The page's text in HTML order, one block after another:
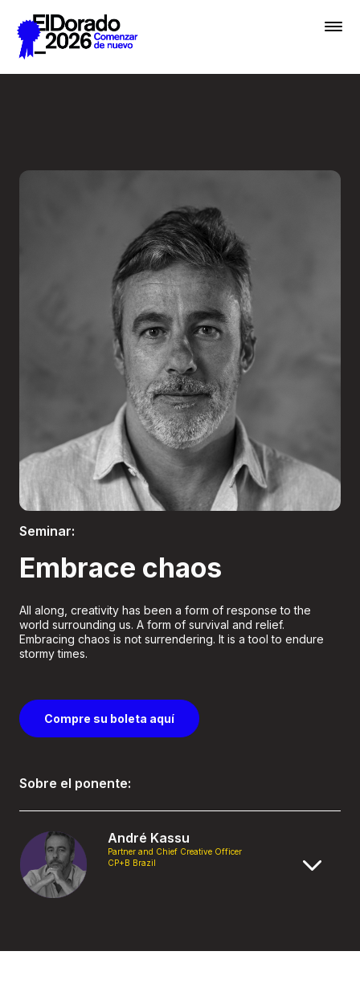
Saltar al contenido principal
Inscribir
Boletería
Seminar:
Embrace chaos
All along, creativity has been a form of response to the
world surrounding us. A form of survival and relief.
Embracing chaos is not surrendering. It is a tool to endure
stormy times.
Compre su boleta aquí
Sobre el ponente:
André Kassu
Partner and Chief Creative Officer
CP+B Brazil